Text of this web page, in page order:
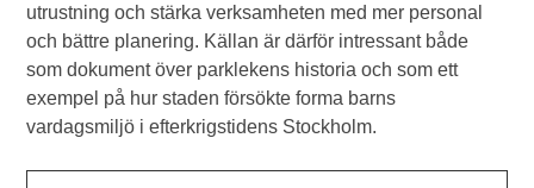
utrustning och stärka verksamheten med mer personal
och bättre planering. Källan är därför intressant både
som dokument över parklekens historia och som ett
exempel på hur staden försökte forma barns
vardagsmiljö i efterkrigstidens Stockholm.